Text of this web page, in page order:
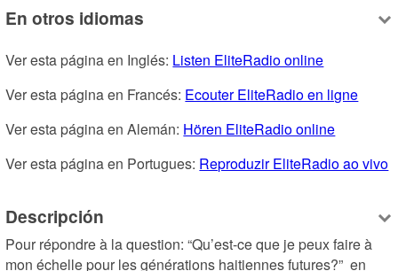
En otros idiomas
Ver esta página en Inglés: Listen EliteRadio online
Ver esta página en Francés: Ecouter EliteRadio en ligne
Ver esta página en Alemán: Hören EliteRadio online
Ver esta página en Portugues: Reproduzir EliteRadio ao vivo
Descripción
Pour répondre à la question: “Qu’est-ce que je peux faire à
mon échelle pour les générations haitiennes futures?”  en